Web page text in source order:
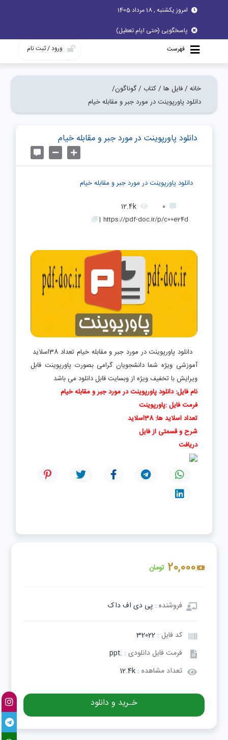
امروز یکشنبه , 18 مرداد 1405
پاسخگویی (حتی ایام تعطیل)
فهرست
ورود / ثبت نام
خانه / فایل ها / کتاب / گوناگون/
دانلود پاورپوینت در مورد جبر و مقابله خیام
20,000 تومان
فروشنده :پی دی اف داک
کد فایل :32022
فرمت فایل دانلودی : .ppt
تعداد مشاهده :12.4k
خـرید و دانلود
دانلود پاورپوینت در مورد جبر و مقابله خیام
دانلود پاورپوینت در مورد جبر و مقابله خیام
0
12.4k
https://pdf-doc.ir/p/c00e24d
|
دانلود پاورپوینت در مورد جبر و مقابله خیام تعداد 38اسلاید
آموزشی ویژه شما دانشجویان گرامی بصورت پاورپوینت قابل
ویرایش با تخفیف ویژه از وبسایت قابل دانلود می باشد
نام فایل: دانلود پاورپوینت در مورد جبر و مقابله خیام
فرمت فایل :پاورپوینت
تعداد اسلاید ها: 38اسلاید
شرح و قسمتی از فایل
دریافت